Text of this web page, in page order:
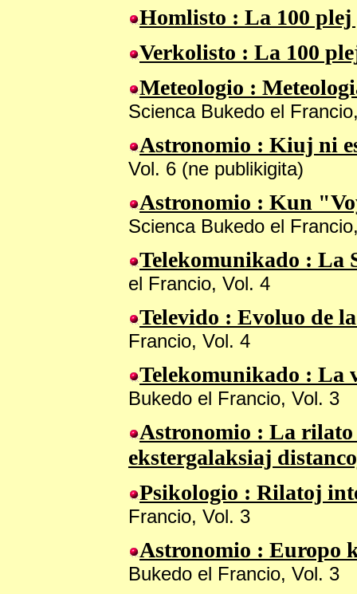
Homlisto : La 100
Verkolisto : La 100
Meteologio :
Scienca Bukedo el
Astronomio : Kiuj ni
Vol. 6 (ne publikigita)
Astronomio : Kun
Scienca Bukedo el
Telekomunikado : La
el Francio, Vol. 4
Televido : Evoluo de
Francio, Vol. 4
Telekomunikado : La
Bukedo el Francio, Vol. 3
Astronomio : La rilato
ekstergalaksiaj
Psikologio : Rilatoj
Francio, Vol. 3
Astronomio : Europo
Bukedo el Francio, Vol. 3